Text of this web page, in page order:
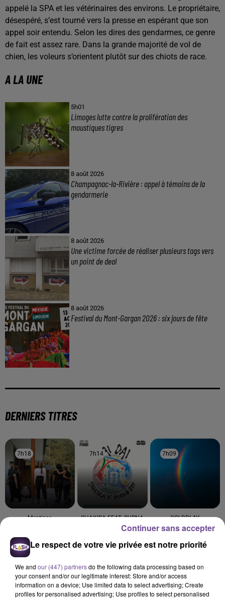
appelé la SPA et les vétérinaires des environs. Le propriétaire,
désespéré, s’est tourné vers la presse en espérant que son
appel soir entendu. Selon les dires des gendarmes, ce genre
de fait est assez rare. Dans la grande majorité de vol de
chien, les voleurs s’orientent plutôt sur des chiots de race.
A LA UNE
5h01
Limoges lutte contre la prolifération des
moustiques tigres
8 août 2026
Champagnac-la-Rivière : appel à témoins de la
gendarmerie
8 août 2026
Une victime forcée de réaliser plusieurs tags vers
un point de deal
8 août 2026
Festival du Mont-Gargan 2026 : six jours de fête
DERNIERS TITRES
7h18
7h18
Mentissa
7h14
7h14
SHAKIRA FEAT. BURNA
7h09
7h09
COLDPLAY
We Pray
7h04
7h04
Le respect de votre vie privée est notre priorité
We and our (447) partnersdo the following data processing based on
your consent and/or our legitimate interest: Store and/or access
information on a device; Use limited data to select advertising; Create
profiles for personalised advertising; Use profiles to select personalised
Continuer sans accepter